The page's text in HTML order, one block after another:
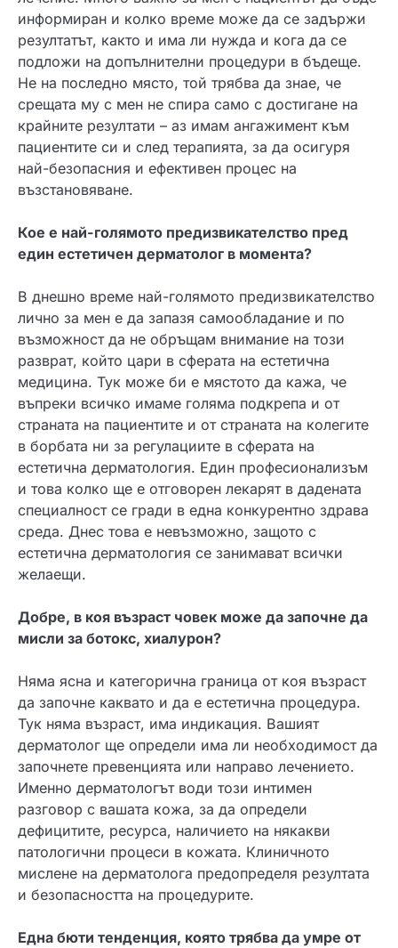
информиран и колко време може да се задържи
резултатът, както и има ли нужда и кога да се
подложи на допълнителни процедури в бъдеще.
Не на последно място, той трябва да знае, че
срещата му с мен не спира само с достигане на
крайните резултати – аз имам ангажимент към
пациентите си и след терапията, за да осигуря
най-безопасния и ефективен процес на
възстановяване.
Кое е най-голямото предизвикателство пред
един естетичен дерматолог в момента?
В днешно време най-голямото предизвикателство
лично за мен е да запазя самообладание и по
възможност да не обръщам внимание на този
разврат, който цари в сферата на естетична
медицина. Тук може би е мястото да кажа, че
въпреки всичко имаме голяма подкрепа и от
страната на пациентите и от страната на колегите
в борбата ни за регулациите в сферата на
естетична дерматология. Един професионализъм
и това колко ще е отговорен лекарят в дадената
специалност се гради в една конкурентно здрава
среда. Днес това е невъзможно, защото с
естетична дерматология се занимават всички
желаещи.
Добре, в коя възраст човек може да започне да
мисли за ботокс, хиалурон?
Няма ясна и категорична граница от коя възраст
да започне каквато и да е естетична процедура.
Тук няма възраст, има индикация. Вашият
дерматолог ще определи има ли необходимост да
започнете превенцията или направо лечението.
Именно дерматологът води този интимен
разговор с вашата кожа, за да определи
дефицитите, ресурса, наличието на някакви
патологични процеси в кожата. Клиничното
мислене на дерматолога предопределя резултата
и безопасността на процедурите.
Една бюти тенденция, която трябва да умре от